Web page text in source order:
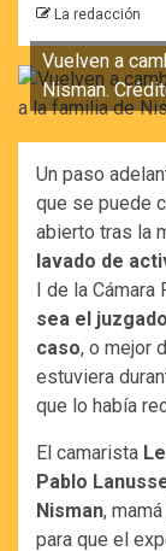
La redacción
Vuelven a
Nisman.
Un paso
que se puede
abierto tras la
lavado de
I de la Cámara
sea el
caso, o mejor
estuviera
que lo había
El camarista
Pablo
Nisman,
para que el